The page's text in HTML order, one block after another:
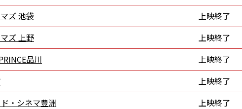
ズ 池袋
上映終了
ズ 上野
上映終了
品川
上映終了
上映終了
・シネマ豊洲
上映終了